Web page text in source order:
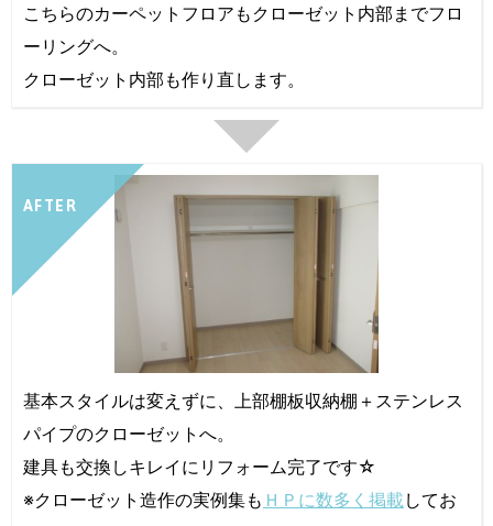
こちらのカーペットフロアもクローゼット内部までフロ
ーリングへ。
クローゼット内部も作り直します。
AFTER
基本スタイルは変えずに、上部棚板収納棚＋ステンレス
パイプのクローゼットへ。
建具も交換しキレイにリフォーム完了です☆
※クローゼット造作の実例集も ＨＰに数多く掲載してお